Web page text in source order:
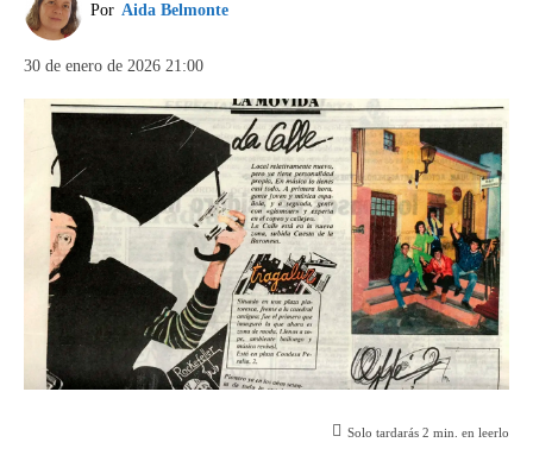
Por Aida Belmonte
30 de enero de 2026 21:00
Solo tardarás 2 min. en leerlo